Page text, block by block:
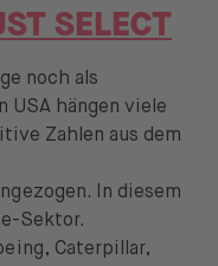
SELECT
noch als
USA hängen viele
Zahlen aus dem
In diesem
Sektor.
Caterpillar,